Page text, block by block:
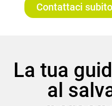
Contattaci
La tua
al